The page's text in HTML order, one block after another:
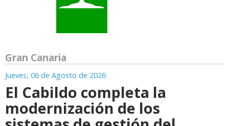
Gran Canaria
Jueves, 06 de Agosto de 2026
El Cabildo completa la
modernización de los